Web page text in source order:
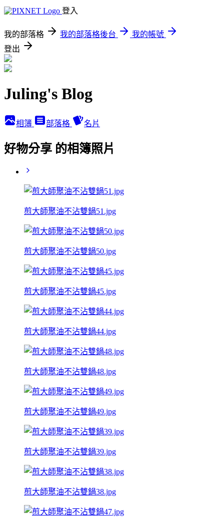
登入
我的部落格 我的部落格後台
我的帳號
登出
Juling's Blog
相簿 部落格 名片
好物分享 的相簿照片
煎大師聚油不沾雙鍋51.jpg
煎大師聚油不沾雙鍋50.jpg
煎大師聚油不沾雙鍋45.jpg
煎大師聚油不沾雙鍋44.jpg
煎大師聚油不沾雙鍋48.jpg
煎大師聚油不沾雙鍋49.jpg
煎大師聚油不沾雙鍋39.jpg
煎大師聚油不沾雙鍋38.jpg